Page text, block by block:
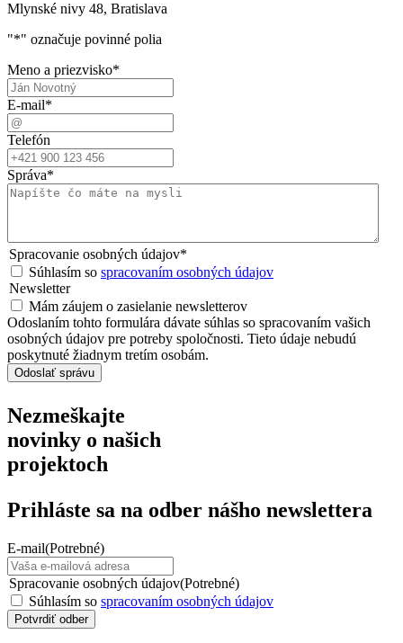
Mlynské nivy 48, Bratislava
"*" označuje povinné polia
Meno a priezvisko*
E-mail*
Telefón
Správa*
Spracovanie osobných údajov*
Súhlasím so spracovaním osobných údajov
Newsletter
Mám záujem o zasielanie newsletterov
Odoslaním tohto formulára dávate súhlas so spracovaním vašich
osobných údajov pre potreby spoločnosti. Tieto údaje nebudú
poskytnuté žiadnym tretím osobám.
Nezmeškajte
novinky o našich
projektoch
Prihláste sa na odber nášho newslettera
E-mail(Potrebné)
Spracovanie osobných údajov(Potrebné)
Súhlasím so spracovaním osobných údajov